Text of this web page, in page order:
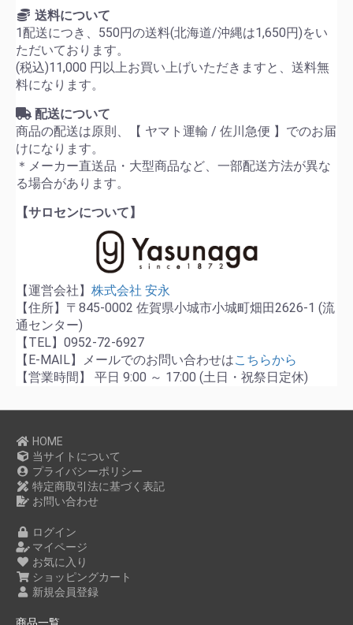
送料について
1配送につき、550円の送料(北海道/沖縄は1,650円)をい
ただいております。
(税込)11,000 円以上お買い上げいただきますと、送料無
料になります。
配送について
商品の配送は原則、【 ヤマト運輸 / 佐川急便 】でのお届
けになります。
＊メーカー直送品・大型商品など、一部配送方法が異な
る場合があります。
【サロセンについて】
【運営会社】 株式会社 安永
【住所】〒845-0002 佐賀県小城市小城町畑田2626-1 (流
通センター)
【TEL】0952-72-6927
【E-MAIL】メールでのお問い合わせはこちらから
【営業時間】 平日 9:00 ～ 17:00 (土日・祝祭日定休)
HOME
当サイトについて
プライバシーポリシー
特定商取引法に基づく表記
お問い合わせ
ログイン
マイページ
お気に入り
ショッピングカート
新規会員登録
商品一覧